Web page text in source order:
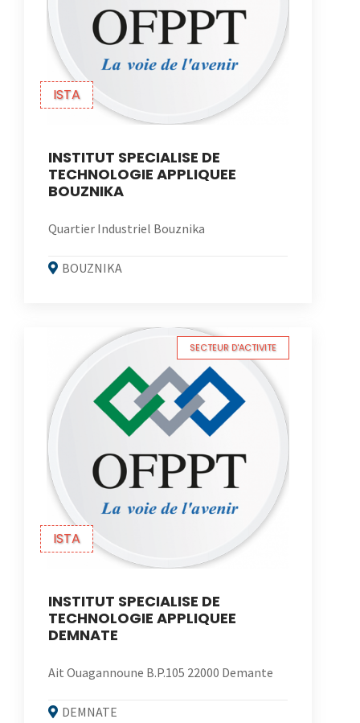
ISTA
INSTITUT SPECIALISE DE
TECHNOLOGIE APPLIQUEE
BOUZNIKA
Quartier Industriel Bouznika
BOUZNIKA
ISTA
SECTEUR D'ACTIVITE
INSTITUT SPECIALISE DE
TECHNOLOGIE APPLIQUEE
DEMNATE
Ait Ouagannoune B.P.105 22000 Demante
DEMNATE